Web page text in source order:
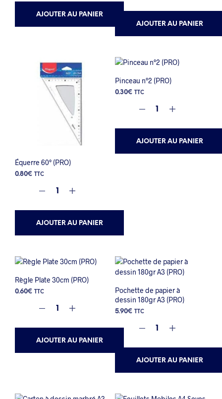
AJOUTER AU PANIER
AJOUTER AU PANIER
Équerre 60° (PRO)
0.80€ TTC
AJOUTER AU PANIER
Pinceau n°2 (PRO)
0.30€ TTC
AJOUTER AU PANIER
Règle Plate 30cm (PRO)
0.60€ TTC
AJOUTER AU PANIER
Pochette de papier à
dessin 180gr A3 (PRO)
5.90€ TTC
AJOUTER AU PANIER